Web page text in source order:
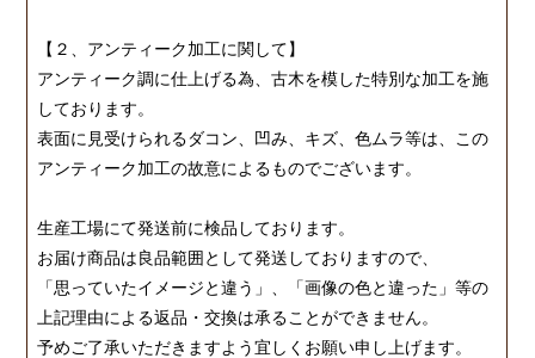
【２、アンティーク加工に関して】
アンティーク調に仕上げる為、古木を模した特別な加工を施
しております。
表面に見受けられるダコン、凹み、キズ、色ムラ等は、この
アンティーク加工の故意によるものでございます。
生産工場にて発送前に検品しております。
お届け商品は良品範囲として発送しておりますので、
「思っていたイメージと違う」、「画像の色と違った」等の
上記理由による返品・交換は承ることができません。
予めご了承いただきますよう宜しくお願い申し上げます。